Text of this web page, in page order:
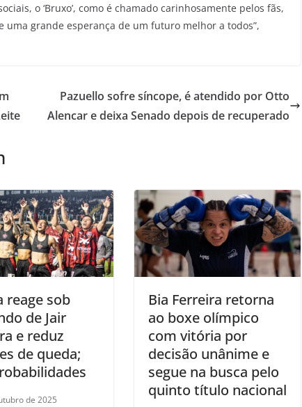
o ‘Bruxo’, como é chamado carinhosamente pelos fãs,
uma grande esperança de um futuro melhor a todos”,
Pazuello sofre síncope, é atendido por Otto
Alencar e deixa Senado depois de recuperado
reage sob
de Jair
e reduz
de queda;
de 2025
Bia Ferreira retorna
ao boxe olímpico
com vitória por
decisão unânime e
segue na busca pelo
quinto título nacional